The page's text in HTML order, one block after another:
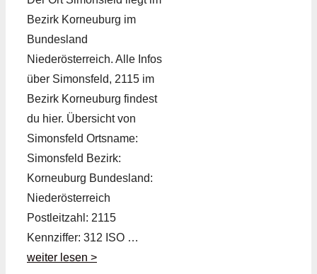
Bezirk Korneuburg im
Bundesland
Niederösterreich. Alle Infos
über Simonsfeld, 2115 im
Bezirk Korneuburg findest
du hier. Übersicht von
Simonsfeld Ortsname:
Simonsfeld Bezirk:
Korneuburg Bundesland:
Niederösterreich
Postleitzahl: 2115
Kennziffer: 312 ISO …
weiter lesen >